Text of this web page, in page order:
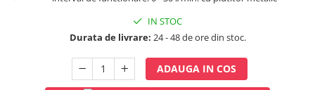
Rampa gaze medicale pat pacient
Accesorii vase
Tevi cupru si accesorii
IN STOC
Durata de livrare: 24 - 48 de ore din stoc.
ADAUGA IN COS